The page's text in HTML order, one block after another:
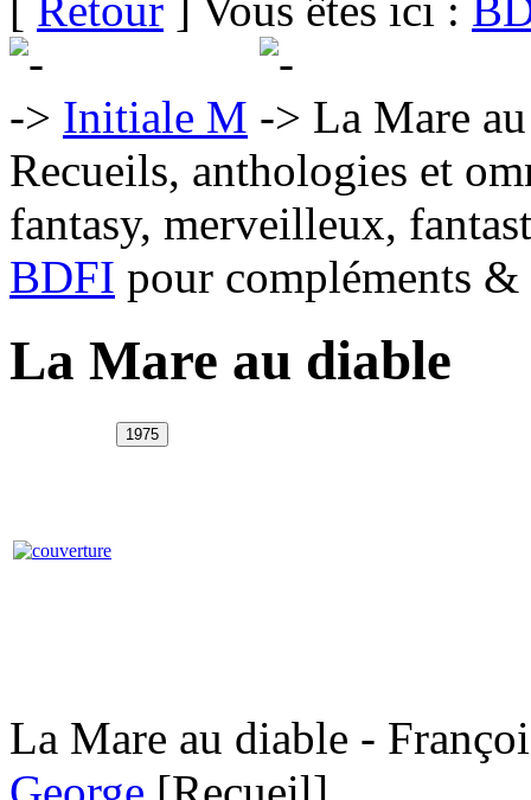
Initiale M
La Mare
Recueils, anthologies et
fantasy, merveilleux,
BDFI pour compléments
La Mare au diable
La Mare au diable -